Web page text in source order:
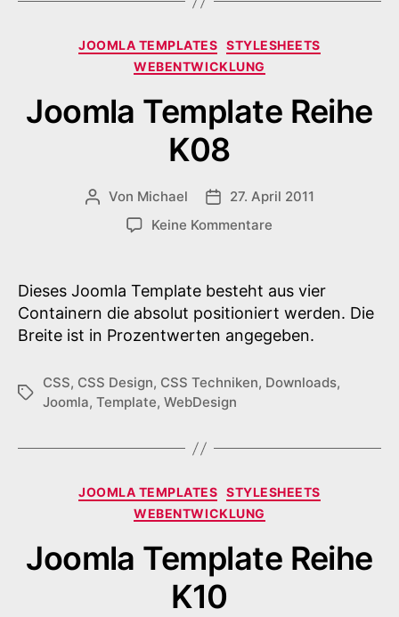
Kategorien
JOOMLA TEMPLATES
STYLESHEETS
WEBENTWICKLUNG
Joomla Template Reihe
K08
Beitragsautor
Von Michael Veröffentlichungsdatum
27. April 2011
Keine Kommentare
K08
Dieses Joomla Template besteht aus vier
Containern die absolut positioniert werden. Die
Breite ist in Prozentwerten angegeben.
Schlagwörter
CSS, CSS Design, CSS Techniken, Downloads,
Joomla, Template, WebDesign
Kategorien
JOOMLA TEMPLATES
STYLESHEETS
WEBENTWICKLUNG
Joomla Template Reihe
K10